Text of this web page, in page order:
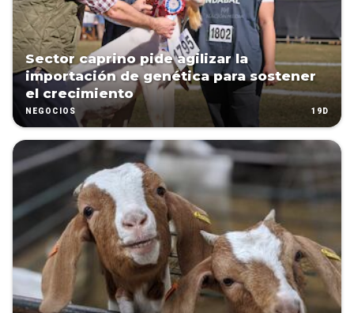
Sector caprino pide agilizar la
importación de genética para sostener
el crecimiento
NEGOCIOS 19D